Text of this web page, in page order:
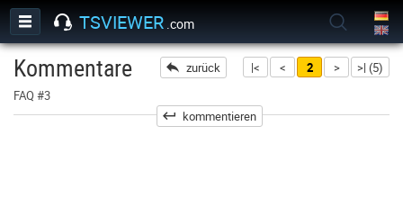
TSVIEWER .com
Kommentare |< < 2 > >| (5)
zurück
FAQ #3
kommentieren